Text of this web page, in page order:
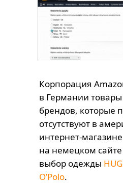
Корпорация
в Германии
брендов, которые
отсутствуют в
интернет-
на немецком
выбор одежды
O’Polo.